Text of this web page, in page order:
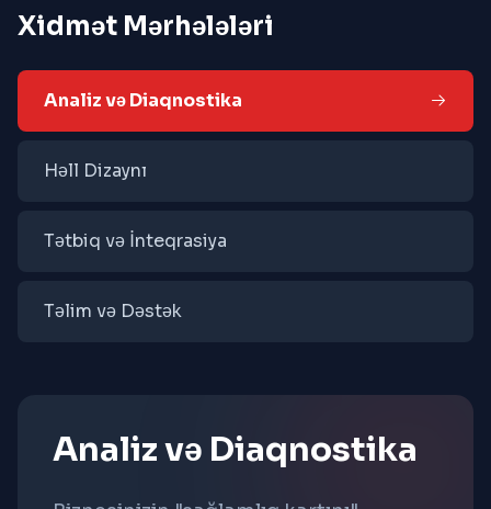
Xidmət Mərhələləri
Analiz və Diaqnostika
Həll Dizaynı
Tətbiq və İnteqrasiya
Təlim və Dəstək
Analiz və Diaqnostika